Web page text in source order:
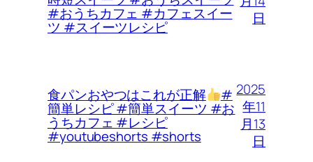
#おうちカフェ #カフェスイー
ツ #スイーツレシピ
日
食パンおやつはこれが正解 #
簡単レシピ #簡単スイーツ #お
うちカフェ #レシピ
#youtubeshorts #shorts
2025
年11
月13
日